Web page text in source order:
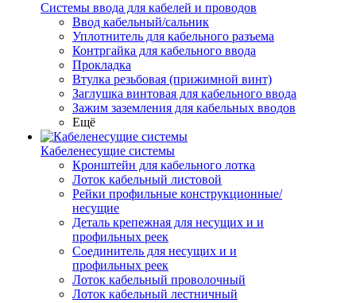
Системы ввода для кабелей и проводов
Ввод кабельный/сальник
Уплотнитель для кабельного разъема
Контргайка для кабельного ввода
Прокладка
Втулка резьбовая (прижимной винт)
Заглушка винтовая для кабельного ввода
Зажим заземления для кабельных вводов
Ещё
Кабеленесущие системы
Кронштейн для кабельного лотка
Лоток кабельный листовой
Рейки профильные конструкционные/
несущие
Деталь крепежная для несущих и и
профильных реек
Соединитель для несущих и и
профильных реек
Лоток кабельный проволочный
Лоток кабельный лестничный